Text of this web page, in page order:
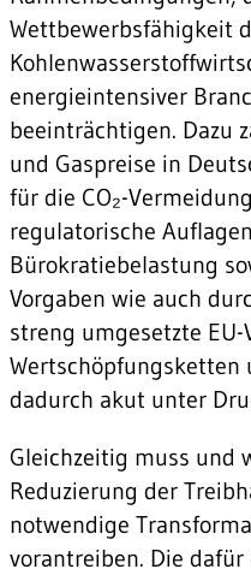
Wettbewerbsfähigkeit
energieintensiver
beeinträchtigen. Dazu
und Gaspreise in
für die CO₂-
regulatorische
Bürokratiebelastung
Vorgaben wie auch
streng umgesetzte EU-
Wertschöpfungsketten
dadurch akut unter
Gleichzeitig muss und
Reduzierung der
notwendige
vorantreiben. Die